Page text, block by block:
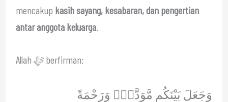
mencakup kasih sayang, kesabaran, dan pengertian
antar anggota keluarga.
Allah ﷻ berfirman:
وَجَعَلَ بَيْنَكُم مَّوَدَّةًۭ وَرَحْمَةً